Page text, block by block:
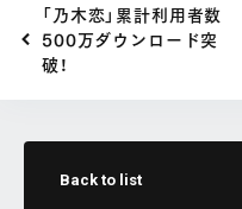
「乃木恋」累計利用者数
500万ダウンロード突
破！
Back to list